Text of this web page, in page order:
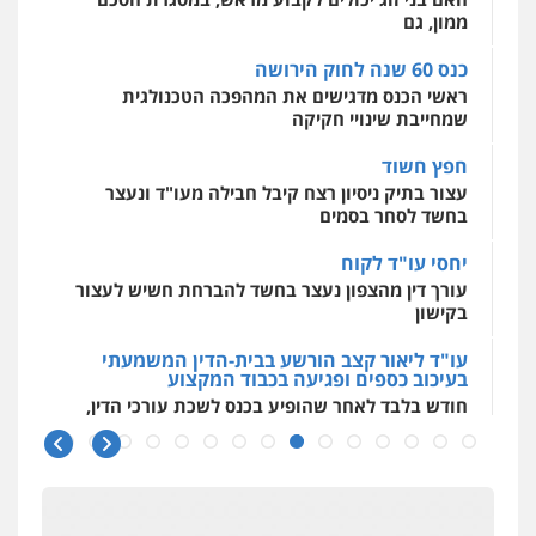
לעורכי דין
ממון, גם
כנס 60 שנה לחוק הירושה
ראשי הכנס מדגישים את המהפכה הטכנולגית
שמחייבת שינויי חקיקה
חפץ חשוד
עצור בתיק ניסיון רצח קיבל חבילה מעו"ד ונעצר
בחשד לסחר בסמים
יחסי עו"ד לקוח
עורך דין מהצפון נעצר בחשד להברחת חשיש לעצור
בקישון
עו"ד ליאור קצב הורשע בבית-הדין המשמעתי
בעיכוב כספים ופגיעה בכבוד המקצוע
חודש בלבד לאחר שהופיע בכנס לשכת עורכי הדין,